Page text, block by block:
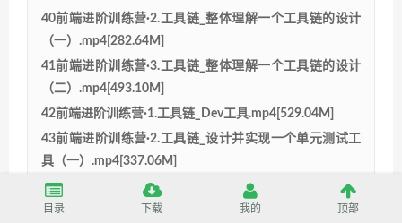
40前端进阶训练营·2.工具链_整体理解一个工具链的设计
（一）.mp4[282.64M]
41前端进阶训练营·3.工具链_整体理解一个工具链的设计
（二）.mp4[493.10M]
42前端进阶训练营·1.工具链_Dev工具.mp4[529.04M]
43前端进阶训练营·2.工具链_设计并实现一个单元测试工
具（一）.mp4[337.06M]
44前端进阶训练营·3.工具链_设计并实现一个单元测试工
具（二）.mp4[378.15M]
目录 下载 我的 顶部